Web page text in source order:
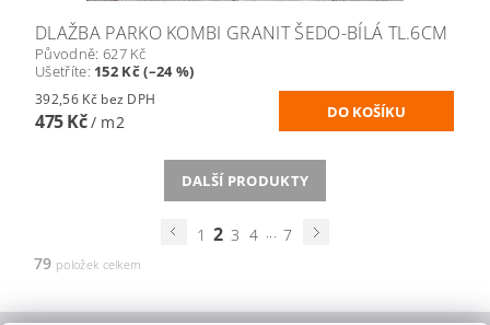
DLAŽBA PARKO KOMBI GRANIT ŠEDO-BÍLÁ TL.6CM
Původně: 627 Kč
Ušetříte: 152 Kč (–24 %)
392,56 Kč bez DPH
475 Kč/ m2
DALŠÍ PRODUKTY
1 2 3 4 ... 7
79 položek celkem